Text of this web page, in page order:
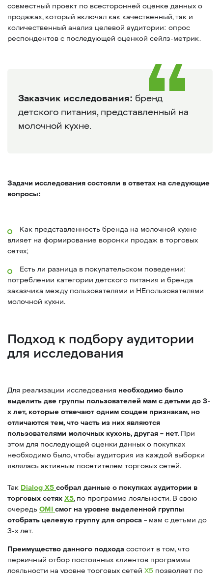
совместный проект по всесторонней оценке данных о
продажах, который включал как качественный, так и
количественный анализ целевой аудитории: опрос
респондентов с последующей оценкой сейлз-метрик.
Заказчик исследования: бренд
детского питания, представленный на
молочной кухне.
Задачи исследования состояли в ответах на следующие
вопросы:
Как представленность бренда на молочной кухне
влияет на формирование воронки продаж в торговых
сетях;
Есть ли разница в покупательском поведении:
потреблении категории детского питания и бренда
заказчика между пользователями и НЕпользователями
молочной кухни.
Подход к подбору аудитории
для исследования
Для реализации исследования необходимо было
выделить две группы пользователей мам с детьми до 3-
х лет, которые отвечают одним соцдем признакам, но
отличаются тем, что часть из них являются
пользователями молочных кухонь, другая – нет. При
этом для последующей оценки данных о покупках
необходимо было, чтобы аудитория из каждой выборки
являлась активным посетителем торговых сетей.
Так Dialog X5 собрал данные о покупках аудитории в
торговых сетях X5, по программе лояльности. В свою
очередь OMI смог на уровне выделенной группы
отобрать целевую группу для опроса – мам с детьми до
3-х лет.
Преимущество данного подхода состоит в том, что
первичный отбор постоянных клиентов программы
лояльности на уровне торговых сетей X5 позволяет по